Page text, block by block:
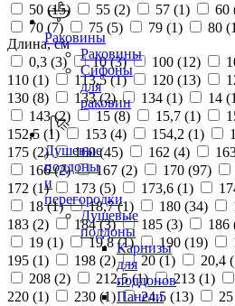
Раковины
Раковины
Сифоны
для
раковин
Душевые
поддоны
и
перегородки
Душевые
поддоны
Карнизы
для
поддонов
Панели
50 (15) 55 (2) 57 (1) 60
70 (7) 75 (5) 79 (1) 80 (
Длина, см
0,3 (3) 10 (3) 100 (12)
110 (1) 113,5 (1) 120 (13)
130 (8) 133 (2) 134 (1) 14 (1
143 (2) 15 (8) 15,7 (1)
152,5 (1) 153 (4) 154,2 (1)
175 (2) 160 (45) 162 (4)
166 (2) 167 (2) 170 (97)
172 (1) 173 (5) 173,6 (1)
18 (1) 18,7 (1) 180 (34)
183 (2) 184 (3) 185 (3) 186
19 (1) 19,8 (1) 190 (19)
195 (1) 198 (2) 20 (1) 20,4 (
208 (2) 212,5 (1) 213 (1)
220 (1) 230 (1) 24,5 (13)